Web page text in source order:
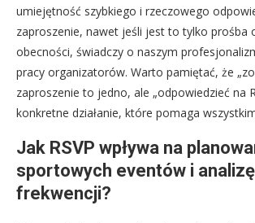
umiejętność szybkiego i rzeczowego
zaproszenie, nawet jeśli jest to tylko prośba
obecności, świadczy o naszym
pracy organizatorów. Warto pamiętać, że
zaproszenie to jedno, ale „odpowiedzieć na
konkretne działanie, które pomaga
Jak RSVP wpływa na
sportowych eventów i analizę
frekwencji?